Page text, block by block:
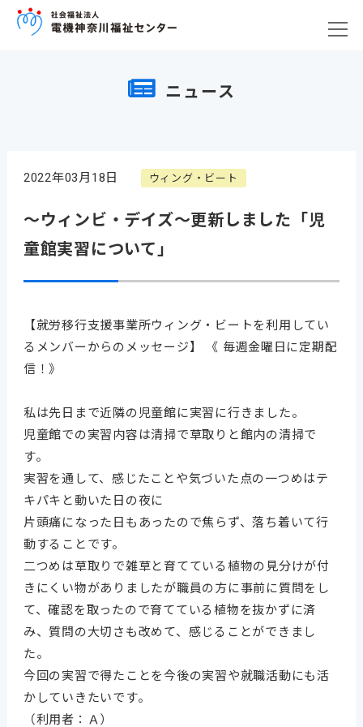
ニュース
2022年03月18日 ウィング・ビート
～ウィンビ・デイズ～更新しました「児
童館実習について」
【就労移行支援事業所ウィング・ビートを利用してい
るメンバーからのメッセージ】 《 毎週金曜日に定期配
信！》
私は先日まで近隣の児童館に実習に行きました。
児童館での実習内容は清掃で草取りと館内の清掃で
す。
実習を通して、感じたことや気づいた点の一つめはテ
キパキと動いた日の夜に
片頭痛になった日もあったので焦らず、落ち着いて行
動することです。
二つめは草取りで雑草と育てている植物の見分けが付
きにくい物がありましたが職員の方に事前に質問をし
て、確認を取ったので育てている植物を抜かずに済
み、質問の大切さも改めて、感じることができまし
た。
今回の実習で得たことを今後の実習や就職活動にも活
かしていきたいです。
（利用者：Ａ）